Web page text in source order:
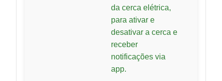
da cerca elétrica,
para ativar e
desativar a cerca e
receber
notificações via
app.